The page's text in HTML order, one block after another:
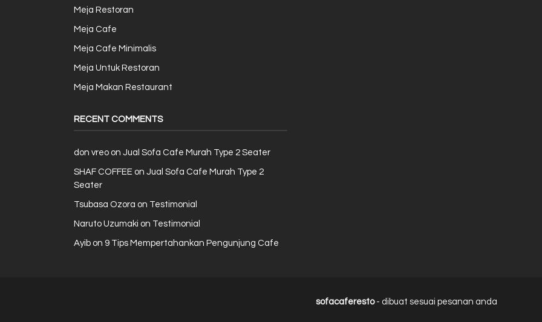
Meja Restoran
Meja Cafe
Meja Cafe Minimalis
Meja Untuk Restoran
Meja Makan Restaurant
RECENT COMMENTS
don vreo on Jual Sofa Cafe Murah Type 2 Seater
SHAF COFFEE on Jual Sofa Cafe Murah Type 2
Seater
Tsubasa Ozora on Testimonial
Naruto Uzumaki on Testimonial
Ayib on 9 Tips Mempertahankan Pengunjung Cafe
sofacaferesto- dibuat sesuai pesanan anda